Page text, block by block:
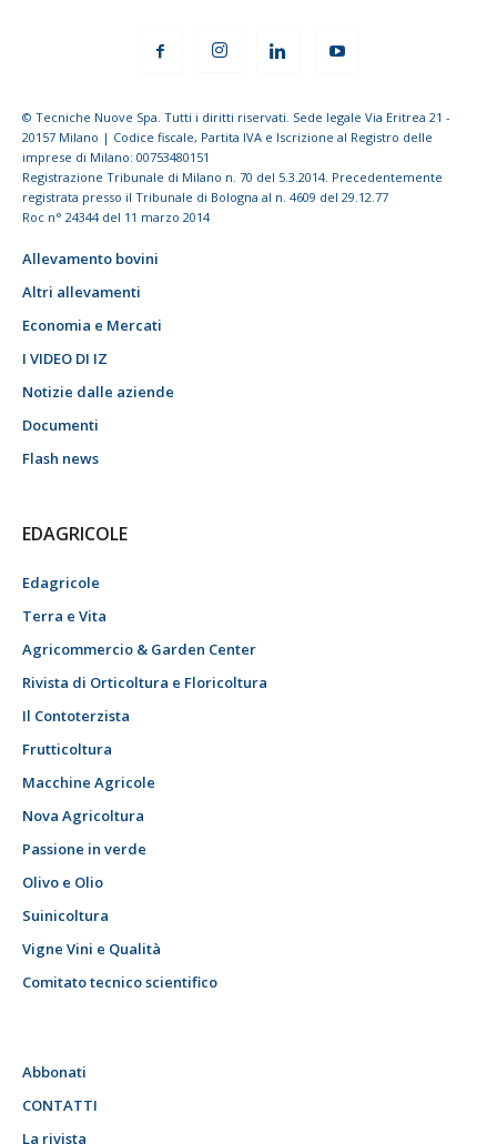
© Tecniche Nuove Spa. Tutti i diritti riservati. Sede legale Via Eritrea 21 -
20157 Milano | Codice fiscale, Partita IVA e Iscrizione al Registro delle
imprese di Milano: 00753480151
Registrazione Tribunale di Milano n. 70 del 5.3.2014. Precedentemente
registrata presso il Tribunale di Bologna al n. 4609 del 29.12.77
Roc n° 24344 del 11 marzo 2014
Allevamento bovini
Altri allevamenti
Economia e Mercati
I VIDEO DI IZ
Notizie dalle aziende
Documenti
Flash news
EDAGRICOLE
Edagricole
Terra e Vita
Agricommercio & Garden Center
Rivista di Orticoltura e Floricoltura
Il Contoterzista
Frutticoltura
Macchine Agricole
Nova Agricoltura
Passione in verde
Olivo e Olio
Suinicoltura
Vigne Vini e Qualità
Comitato tecnico scientifico
Abbonati
CONTATTI
La rivista